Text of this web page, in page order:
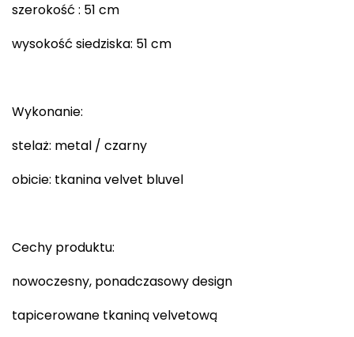
szerokość : 51 cm
wysokość siedziska: 51 cm
Wykonanie:
stelaż: metal / czarny
obicie: tkanina velvet bluvel
Cechy produktu:
nowoczesny, ponadczasowy design
tapicerowane tkaniną velvetową